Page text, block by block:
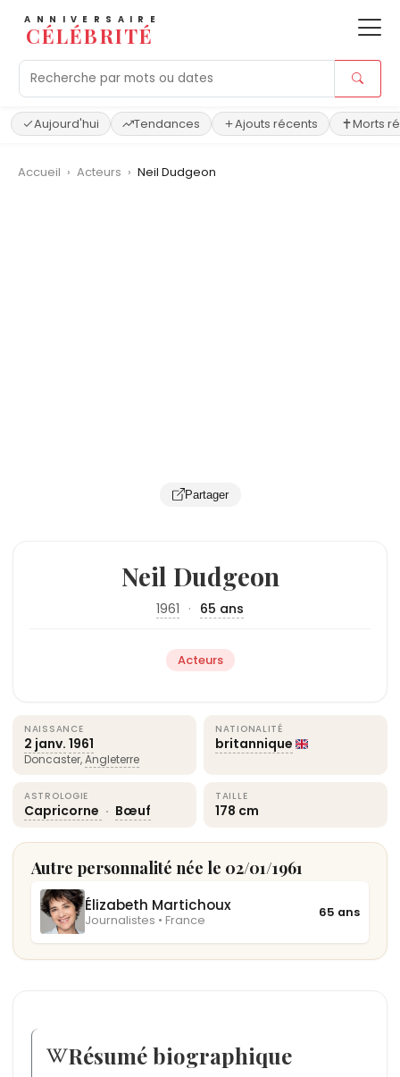
ANNIVERSAIRE
CÉLÉBRITÉ
Aujourd'hui Tendances Ajouts récents Morts
Accueil › Acteurs › Neil Dudgeon
Partager
Neil Dudgeon
1961 · 65 ans
Acteurs
NAISSANCE
2 janv. 1961
Doncaster,Angleterre
NATIONALITÉ
britannique
ASTROLOGIE
Capricorne · Bœuf
TAILLE
178 cm
Autre personnalité née le 02/01/1961
Élizabeth Martichoux
Journalistes • France
65 ans
Résumé biographique